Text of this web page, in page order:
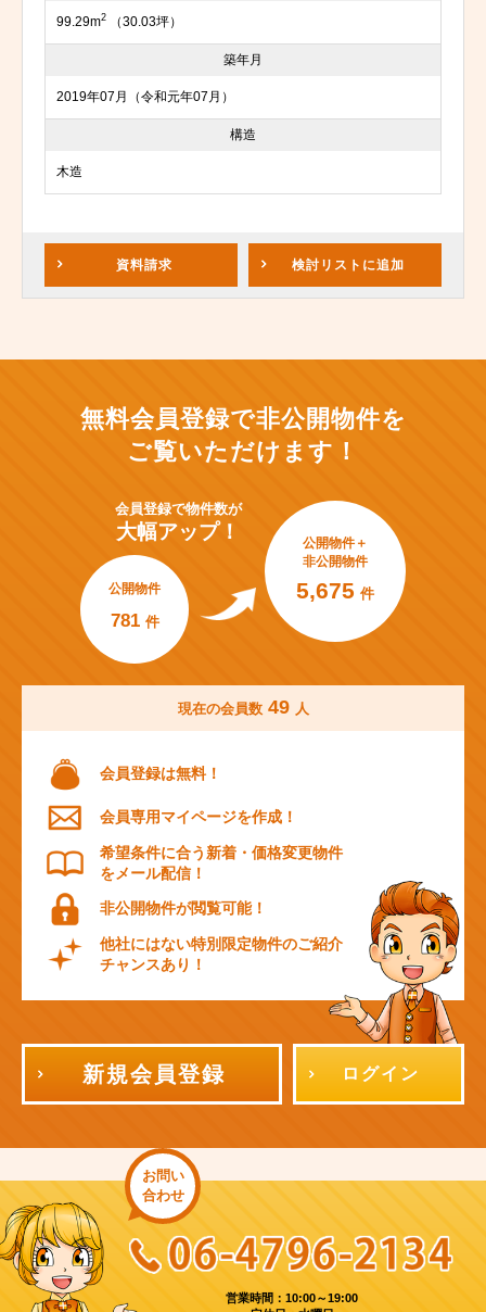
99.29m2 （30.03坪）
築年月
2019年07月（令和元年07月）
構造
木造
資料請求 検討リスト に追加
無料会員登録で非公開物件を
ご覧いただけます！
会員登録で物件数が
大幅アップ！
公開物件
781 件
公開物件＋
非公開物件
5,675 件
現在の会員数 49 人
会員登録は無料！
会員専用マイページを作成！
希望条件に合う新着・価格変更物件
をメール配信！
非公開物件が閲覧可能！
他社にはない特別限定物件のご紹介
チャンスあり！
新規会員登録 ログイン
お問い
合わせ
営業時間：10:00～19:00